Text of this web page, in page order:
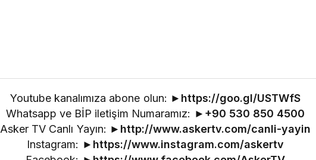
Youtube kanalımıza abone olun: ► https://goo.gl/USTWfS
Whatsapp ve BİP iletişim Numaramız: ► +90 530 850 4500
Asker TV Canlı Yayın: ► http://www.askertv.com/canli-yayin
Instagram: ► https://www.instagram.com/askertv